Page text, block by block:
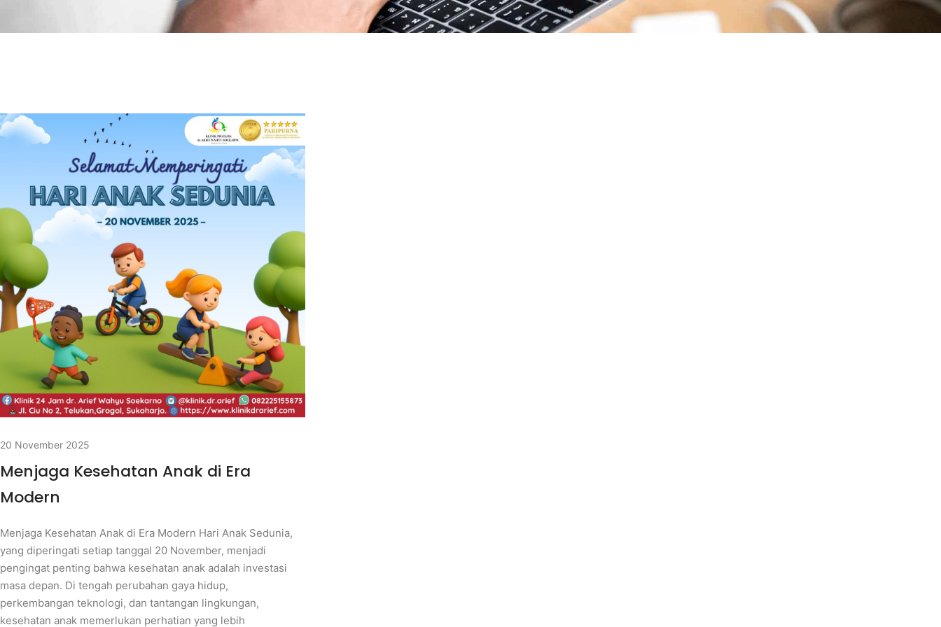
20 November 2025
Menjaga Kesehatan Anak di Era
Modern
Menjaga Kesehatan Anak di Era Modern Hari Anak Sedunia,
yang diperingati setiap tanggal 20 November, menjadi
pengingat penting bahwa kesehatan anak adalah investasi
masa depan. Di tengah perubahan gaya hidup,
perkembangan teknologi, dan tantangan lingkungan,
kesehatan anak memerlukan perhatian yang lebih